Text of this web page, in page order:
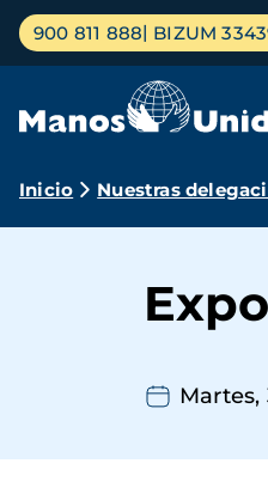
Pasar
contenido
Menú
principal
900 811 888 BIZUM
Ruta
Inicio Nuestras
Martes,